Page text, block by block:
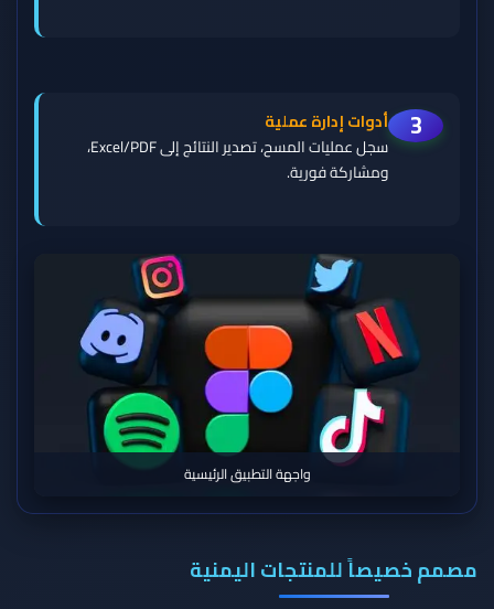
3
أدوات إدارة عملية
سجل عمليات المسح، تصدير النتائج إلى Excel/PDF،
ومشاركة فورية.
واجهة التطبيق الرئيسية
مصمم خصيصاً للمنتجات اليمنية